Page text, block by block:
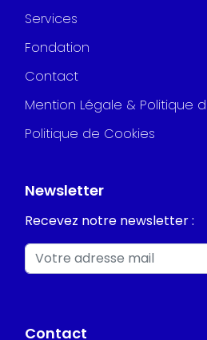
Services
Fondation
Contact
Mention Légale & Politique
Politique de Cookies
Newsletter
Recevez notre newsletter :
Contact